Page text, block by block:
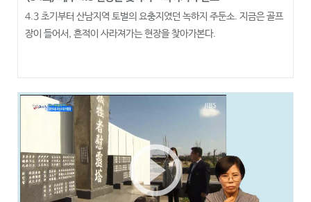
4.3 초기부터 산남지역 토벌의 요충지였던 녹하지 주둔소. 지금은 골프
장이 들어서, 흔적이 사라져가는 현장을 찾아가본다.
play_circle_outline